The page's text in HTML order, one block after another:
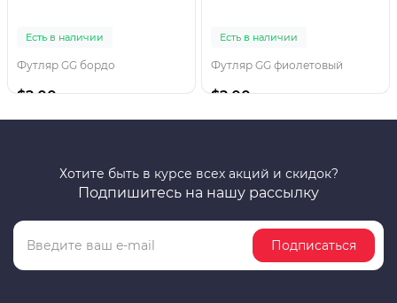
Есть в наличии
Футляр GG бордо
$2.00
Есть в наличии
Футляр GG фиолетовый
$2.00
Хотите быть в курсе всех акций и скидок?
Подпишитесь на нашу рассылку
Подписаться